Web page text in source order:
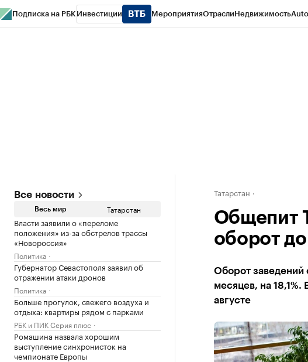
Подписка на РБК Инвестиции МероприятияОтраслиНедвижимость
Все новости
Весь мир Татарстан
Власти заявили о «переломе
положения» из-за обстрелов трассы
«Новороссия»
Политика
Губернатор Севастополя заявил об
отражении атаки дронов
Политика
Больше прогулок, свежего воздуха и
отдыха: квартиры рядом с парками
РБК и ПИК Серия плюс
Ромашина назвала хорошим
выступление синхронисток на
чемпионате Европы
Татарстан
Общепит
оборот
Оборот заведений
месяцев, на 18,1%.
августе